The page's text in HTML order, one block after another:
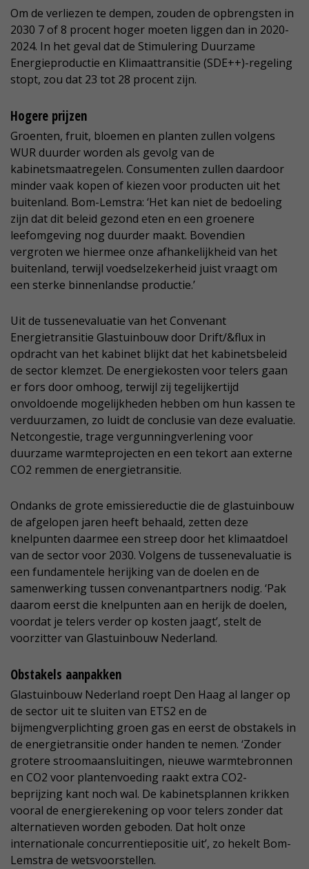
Om de verliezen te dempen, zouden de opbrengsten in
2030 7 of 8 procent hoger moeten liggen dan in 2020-
2024. In het geval dat de Stimulering Duurzame
Energieproductie en Klimaattransitie (SDE++)-regeling
stopt, zou dat 23 tot 28 procent zijn.
Hogere prijzen
Groenten, fruit, bloemen en planten zullen volgens
WUR duurder worden als gevolg van de
kabinetsmaatregelen. Consumenten zullen daardoor
minder vaak kopen of kiezen voor producten uit het
buitenland. Bom-Lemstra: ‘Het kan niet de bedoeling
zijn dat dit beleid gezond eten en een groenere
leefomgeving nog duurder maakt. Bovendien
vergroten we hiermee onze afhankelijkheid van het
buitenland, terwijl voedselzekerheid juist vraagt om
een sterke binnenlandse productie.’
Uit de tussenevaluatie van het Convenant
Energietransitie Glastuinbouw door Drift/&flux in
opdracht van het kabinet blijkt dat het kabinetsbeleid
de sector klemzet. De energiekosten voor telers gaan
er fors door omhoog, terwijl zij tegelijkertijd
onvoldoende mogelijkheden hebben om hun kassen te
verduurzamen, zo luidt de conclusie van deze evaluatie.
Netcongestie, trage vergunningverlening voor
duurzame warmteprojecten en een tekort aan externe
CO2 remmen de energietransitie.
Ondanks de grote emissiereductie die de glastuinbouw
de afgelopen jaren heeft behaald, zetten deze
knelpunten daarmee een streep door het klimaatdoel
van de sector voor 2030. Volgens de tussenevaluatie is
een fundamentele herijking van de doelen en de
samenwerking tussen convenantpartners nodig. ‘Pak
daarom eerst die knelpunten aan en herijk de doelen,
voordat je telers verder op kosten jaagt’, stelt de
voorzitter van Glastuinbouw Nederland.
Obstakels aanpakken
Glastuinbouw Nederland roept Den Haag al langer op
de sector uit te sluiten van ETS2 en de
bijmengverplichting groen gas en eerst de obstakels in
de energietransitie onder handen te nemen. ‘Zonder
grotere stroomaansluitingen, nieuwe warmtebronnen
en CO2 voor plantenvoeding raakt extra CO2-
beprijzing kant noch wal. De kabinetsplannen krikken
vooral de energierekening op voor telers zonder dat
alternatieven worden geboden. Dat holt onze
internationale concurrentiepositie uit’, zo hekelt Bom-
Lemstra de wetsvoorstellen.